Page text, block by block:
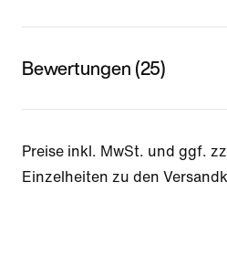
Bewertungen (25)
Preise inkl. MwSt. und ggf.
Einzelheiten zu den